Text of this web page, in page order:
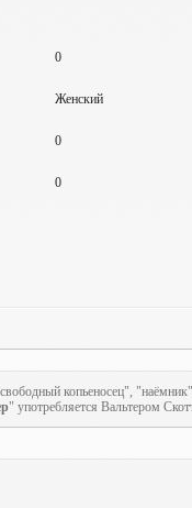
0
Женский
0
0
копьеносец",
" употребляется Вальтером